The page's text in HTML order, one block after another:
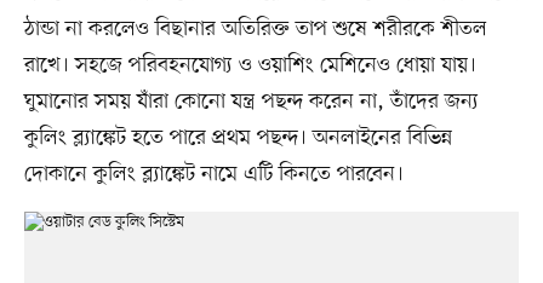
ঠান্ডা না করলেও বিছানার অতিরিক্ত তাপ শুষে শরীরকে শীতল
রাখে। সহজে পরিবহনযোগ্য ও ওয়াশিং মেশিনেও ধোয়া যায়।
ঘুমানোর সময় যাঁরা কোনো যন্ত্র পছন্দ করেন না, তাঁদের জন্য
কুলিং ব্ল্যাঙ্কেট হতে পারে প্রথম পছন্দ। অনলাইনের বিভিন্ন
দোকানে কুলিং ব্ল্যাঙ্কেট নামে এটি কিনতে পারবেন।